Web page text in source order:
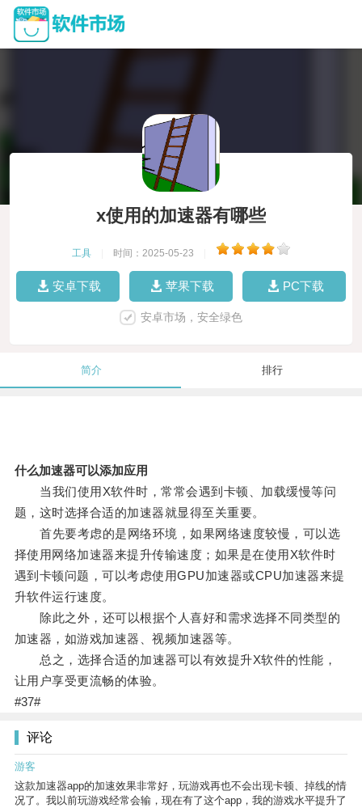
x使用的加速器有哪些
工具 时间：2025-05-23
安卓下载 苹果下载 PC下载
安卓市场，安全绿色
简介 排行
什么加速器可以添加应用
当我们使用X软件时，常常会遇到卡顿、加载缓慢等问
题，这时选择合适的加速器就显得至关重要。
首先要考虑的是网络环境，如果网络速度较慢，可以选
择使用网络加速器来提升传输速度；如果是在使用X软件时
遇到卡顿问题，可以考虑使用GPU加速器或CPU加速器来提
升软件运行速度。
除此之外，还可以根据个人喜好和需求选择不同类型的
加速器，如游戏加速器、视频加速器等。
总之，选择合适的加速器可以有效提升X软件的性能，
让用户享受更流畅的体验。
#37#
评论
游客
这款加速器app的加速效果非常好，玩游戏再也不会出现卡顿、掉线的情
况了。我以前玩游戏经常会输，现在有了这个app，我的游戏水平提升了